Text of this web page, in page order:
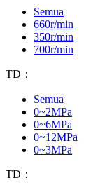
Semua
660r/min
350r/min
700r/min
TD：
Semua
0~2MPa
0~6MPa
0~12MPa
0~3MPa
TD：